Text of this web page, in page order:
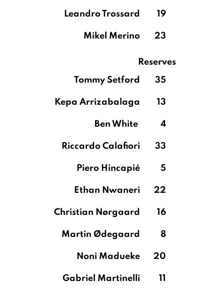
Leandro Trossard 19
Mikel Merino 23
Reserves
Tommy Setford
35
Kepa Arrizabalaga 13
Ben White 4
Riccardo Calafiori 33
Piero Hincapié 5
Ethan Nwaneri 22
Christian Nørgaard 16
Martin Ødegaard 8
Noni Madueke 20
Gabriel Martinelli 11